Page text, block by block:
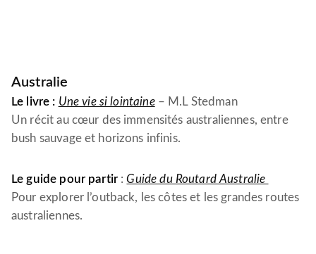
Australie
Le livre : Une vie si lointaine – M.L Stedman
Un récit au cœur des immensités australiennes, entre
bush sauvage et horizons infinis.
Le guide pour partir:Guide du Routard Australie
Pour explorer l’outback, les côtes et les grandes routes
australiennes.